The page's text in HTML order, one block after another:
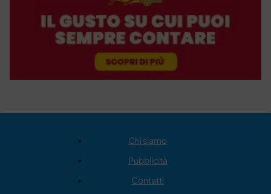
Chi siamo
Pubblicità
Contatti